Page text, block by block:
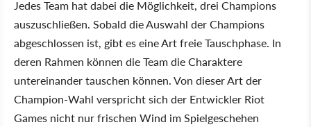
Jedes Team hat dabei die Möglichkeit, drei Champions
auszuschließen. Sobald die Auswahl der Champions
abgeschlossen ist, gibt es eine Art freie Tauschphase. In
deren Rahmen können die Team die Charaktere
untereinander tauschen können. Von dieser Art der
Champion-Wahl verspricht sich der Entwickler Riot
Games nicht nur frischen Wind im Spielgeschehen